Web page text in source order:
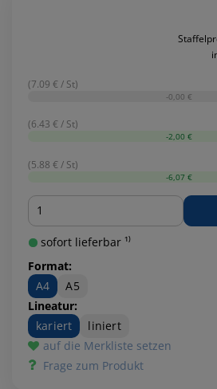
(7.09 € / St)
-0,00 €
(6.43 € / St)
-2,00 €
(5.88 € / St)
-6,07 €
Menge
sofort lieferbar ¹⁾
Format:
A4
A5
Lineatur:
kariert
liniert
auf die Merkliste setzen
Frage zum Produkt